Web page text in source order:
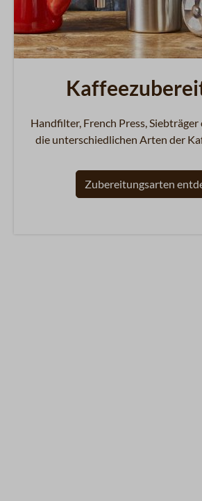
Handfilter, French Press,
die unterschiedlichen Arten der
Zubereitungsarten